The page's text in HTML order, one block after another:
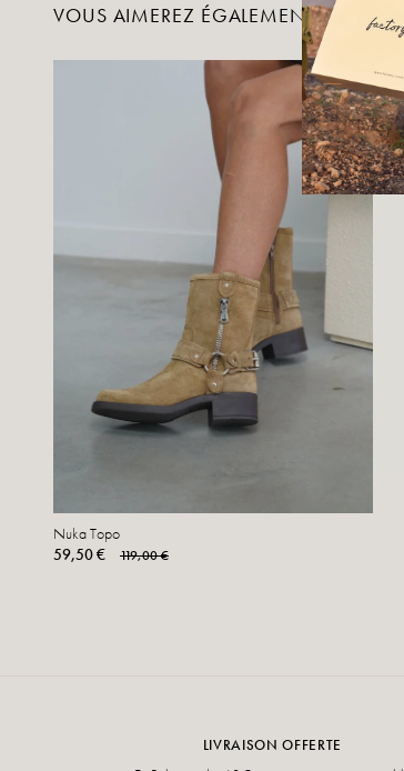
VOUS AIMEREZ ÉGALEMENT
Nuka Topo
59,50 €
119,00 €
LIVRAISON OFFERTE